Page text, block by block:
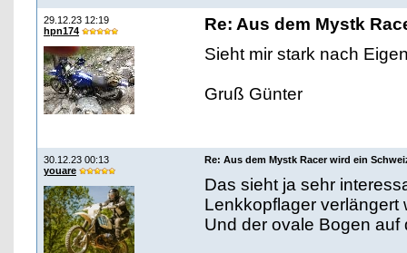
29.12.23 12:19
hpn174
Re: Aus dem Mystk
Sieht mir stark nach
Gruß Günter
30.12.23 00:13
youare
Re: Aus dem Mystk Racer wird ein
Das sieht ja sehr
Lenkkopflager verlängert
Und der ovale Bogen auf